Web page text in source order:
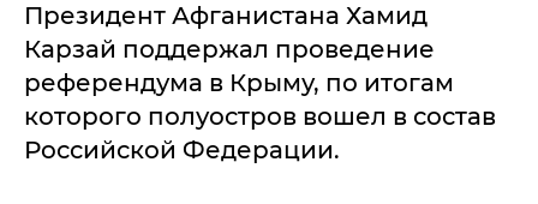
Президент Афганистана Хамид
Карзай поддержал проведение
референдума в Крыму, по итогам
которого полуостров вошел в состав
Российской Федерации.